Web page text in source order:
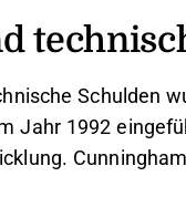
Schulden
Jahr 1992